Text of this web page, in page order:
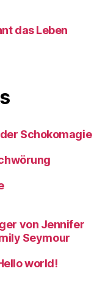
das Leben
Schokomagie
von Jennifer
Seymour
world!